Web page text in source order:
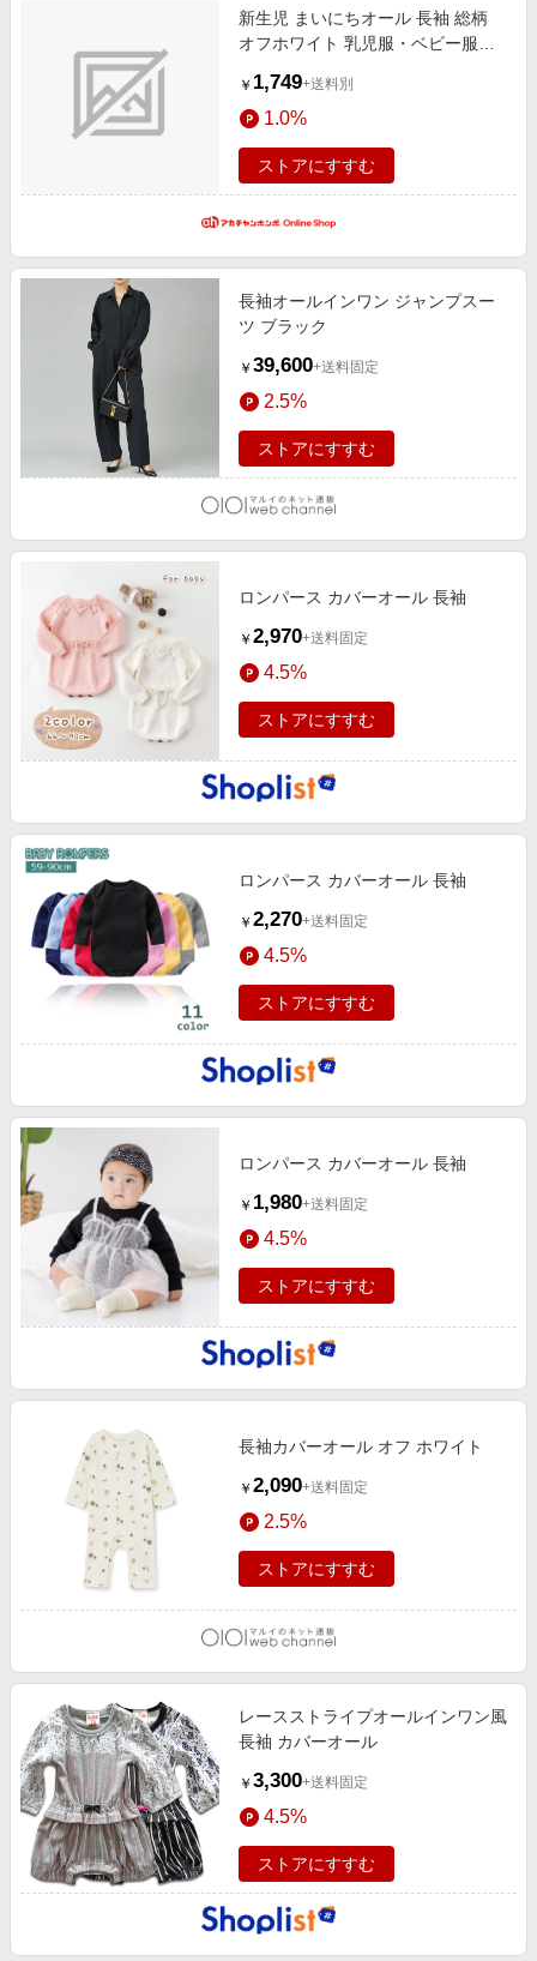
新生児 まいにちオール 長袖 総柄
オフホワイト 乳児服・ベビー服・
服（50〜80cm） カバーオール
￥ 1,749+送料別
1.0%
ストアにすすむ
長袖オールインワン ジャンプスー
ツ ブラック
￥ 39,600+送料固定
2.5%
ストアにすすむ
ロンパース カバーオール 長袖
￥ 2,970+送料固定
4.5%
ストアにすすむ
ロンパース カバーオール 長袖
￥ 2,270+送料固定
4.5%
ストアにすすむ
ロンパース カバーオール 長袖
￥ 1,980+送料固定
4.5%
ストアにすすむ
長袖カバーオール オフ ホワイト
￥ 2,090+送料固定
2.5%
ストアにすすむ
レースストライプオールインワン風
長袖 カバーオール
￥ 3,300+送料固定
4.5%
ストアにすすむ